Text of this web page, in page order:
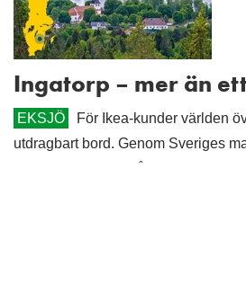
Ingatorp – mer än
EKSJÖ
För Ikea-kunder världen
utdragbart bord. Genom Sveriges